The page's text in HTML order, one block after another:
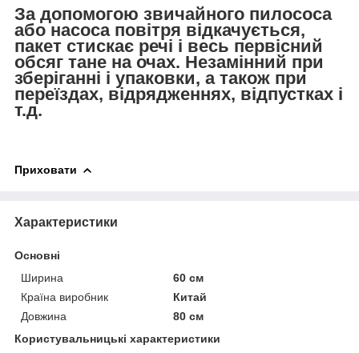
За допомогою звичайного пилососа
або насоса повітря відкачується,
пакет стискає речі і весь первісний
обсяг тане на очах. Незамінний при
зберіганні і упаковки, а також при
переїздах, відрядженнях, відпустках і
т.д.
Приховати
Характеристики
Основні
Ширина
60 см
Країна виробник
Китай
Довжина
80 см
Користувальницькі характеристики